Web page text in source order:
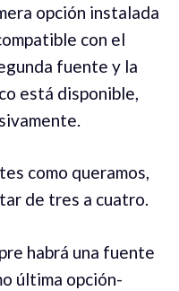
opción instalada
con el
fuente y la
está disponible,
como queramos,
de tres a cuatro.
habrá una fuente
última opción-